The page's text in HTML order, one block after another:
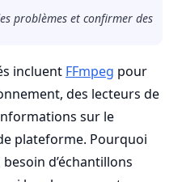
problèmes et confirmer des
incluent FFmpeg pour
des lecteurs de
sur le
plateforme. Pourquoi
d’échantillons